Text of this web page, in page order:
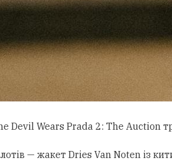
Devil Wears Prada 2: The Auction
— жакет Dries Van Noten із